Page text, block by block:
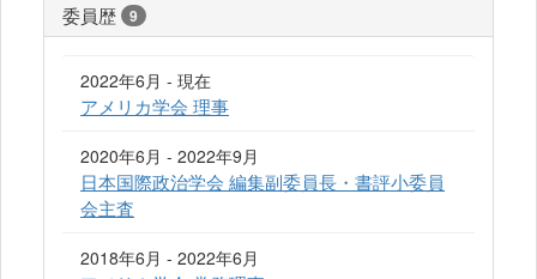
委員歴 9
2022年6月 - 現在
アメリカ学会 理事
2020年6月 - 2022年9月
日本国際政治学会 編集副委員長・書評小委員
会主査
2018年6月 - 2022年6月